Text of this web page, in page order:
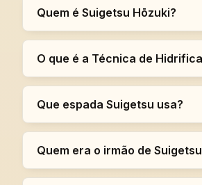
Quem é Suigetsu Hōzuki?
O que é a Técnica de
Que espada Suigetsu usa?
Quem era o irmão de